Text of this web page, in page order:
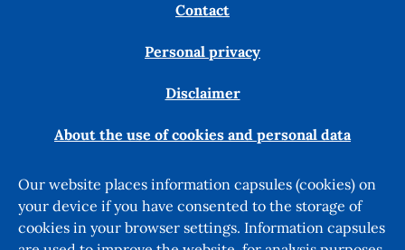
Contact
Personal privacy
Disclaimer
About the use of cookies and personal data
Our website places information capsules (cookies) on
your device if you have consented to the storage of
cookies in your browser settings. Information capsules